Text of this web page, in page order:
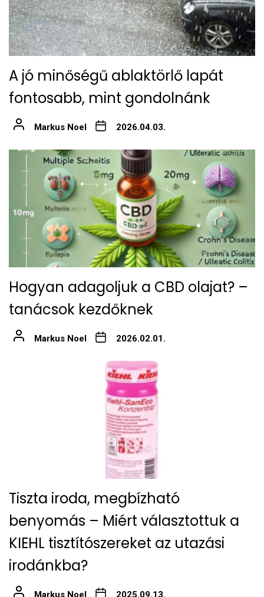
A jó minőségű ablaktörlő lapát
fontosabb, mint gondolnánk
Markus Noel 2026.04.03.
Hogyan adagoljuk a CBD olajat? –
tanácsok kezdőknek
Markus Noel 2026.02.01.
Tiszta iroda, megbízható
benyomás – Miért választottuk a
KIEHL tisztítószereket az utazási
irodánkba?
Markus Noel 2025.09.13.